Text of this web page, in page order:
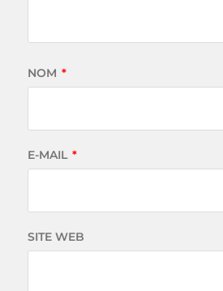
NOM *
E-MAIL *
SITE WEB